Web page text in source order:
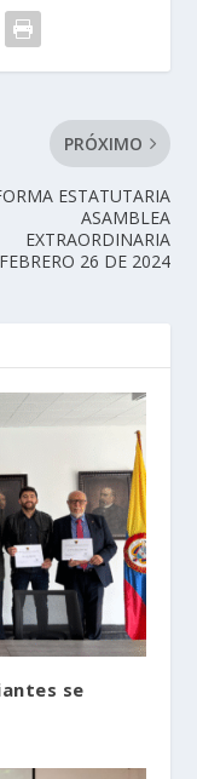
PRÓXIMO
ESTATUTARIA
ASAMBLEA
EXTRAORDINARIA
FEBRERO 26 DE 2024
se